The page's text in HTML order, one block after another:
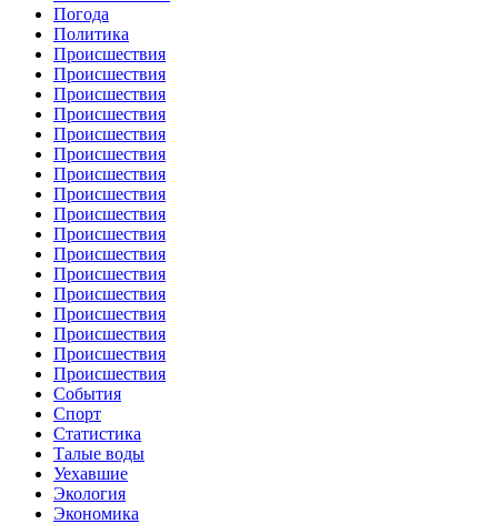
Погода
Политика
Происшествия
Происшествия
Происшествия
Происшествия
Происшествия
Происшествия
Происшествия
Происшествия
Происшествия
Происшествия
Происшествия
Происшествия
Происшествия
Происшествия
Происшествия
Происшествия
Происшествия
События
Спорт
Статистика
Талые воды
Уехавшие
Экология
Экономика